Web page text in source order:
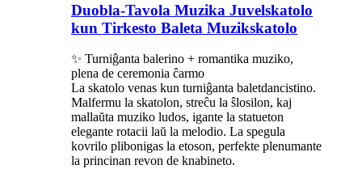
Duobla-Tavola Muzika Juvelskatolo
kun Tirkesto Baleta Muzikskatolo
✨ Turniĝanta balerino + romantika muziko,
plena de ceremonia ĉarmo
La skatolo venas kun turniĝanta baletdancistino.
Malfermu la skatolon, streĉu la ŝlosilon, kaj
mallaŭta muziko ludos, igante la statueton
elegante rotacii laŭ la melodio. La spegula
kovrilo plibonigas la etoson, perfekte plenumante
la princinan revon de knabineto.